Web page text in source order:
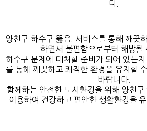
다.
양천구 하수구 뚫음. 서비스를 통해 깨끗
하면서 불편함으로부터 해방될
하수구 문제에 대처할 준비가 되어 있는
를 통해 깨끗하고 쾌적한 환경을 유지할
바랍니다.
함께하는 안전한 도시환경을 위해 양천
이용하여 건강하고 편안한 생활환경을